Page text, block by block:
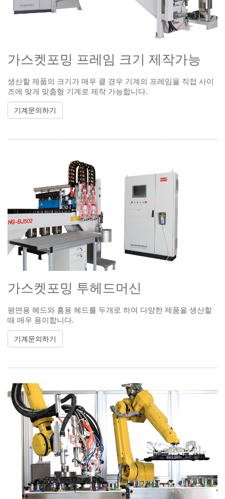
가스켓포밍 프레임 크기 제작가능
생산할 제품의 크기가 매우 클 경우 기계의 프레임을 직접 사이
즈에 맞게 맞춤형 기계로 제작 가능합니다.
기계문의하기
가스켓포밍 투헤드머신
평면용 헤드와 홈용 헤드를 두개로 하여 다양한 제품을 생산할
때 매우 용이합니다.
기계문의하기